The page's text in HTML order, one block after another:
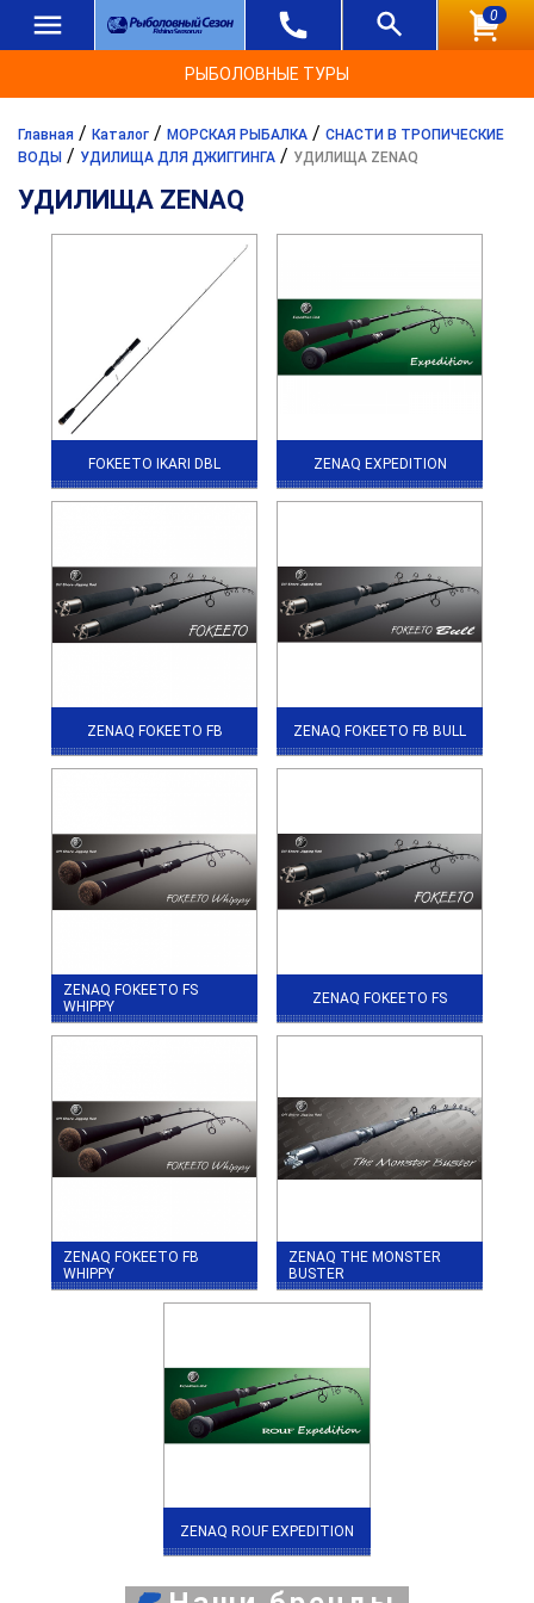
0
РЫБОЛОВНЫЕ ТУРЫ
Главная / Каталог / МОРСКАЯ РЫБАЛКА / СНАСТИ В ТРОПИЧЕСКИЕ
ВОДЫ / УДИЛИЩА ДЛЯ ДЖИГГИНГА / УДИЛИЩА ZENAQ
УДИЛИЩА ZENAQ
FOKEETO IKARI DBL ZENAQ EXPEDITION
ZENAQ FOKEETO FB ZENAQ FOKEETO FB BULL
ZENAQ FOKEETO FS
WHIPPY
ZENAQ FOKEETO FS
ZENAQ FOKEETO FB
WHIPPY
ZENAQ THE MONSTER
BUSTER
ZENAQ ROUF EXPEDITION